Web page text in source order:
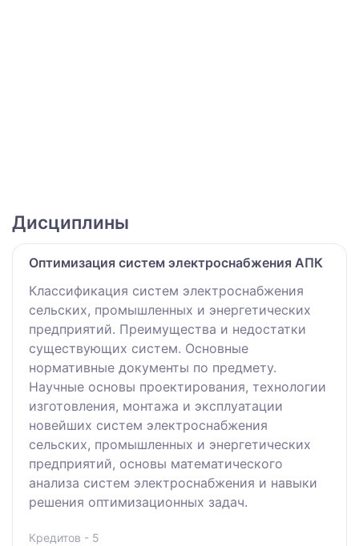
Дисциплины
Оптимизация систем электроснабжения АПК
Классификация систем электроснабжения
сельских, промышленных и энергетических
предприятий. Преимущества и недостатки
существующих систем. Основные
нормативные документы по предмету.
Научные основы проектирования, технологии
изготовления, монтажа и эксплуатации
новейших систем электроснабжения
сельских, промышленных и энергетических
предприятий, основы математического
анализа систем электроснабжения и навыки
решения оптимизационных задач.
Кредитов - 5